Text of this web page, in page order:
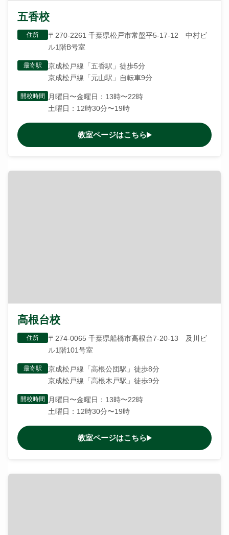
五香校
住所
〒270-2261 千葉県松戸市常盤平5-17-12 中村ビ
ル1階B号室
最寄駅
京成松戸線「五香駅」徒歩5分
京成松戸線「元山駅」自転車9分
開校時間
月曜日〜金曜日：13時〜22時
土曜日：12時30分〜19時
教室ページはこちら
高根台校
住所
〒274-0065 千葉県船橋市高根台7-20-13 及川ビ
ル1階101号室
最寄駅
京成松戸線「高根公団駅」徒歩8分
京成松戸線「高根木戸駅」徒歩9分
開校時間
月曜日〜金曜日：13時〜22時
土曜日：12時30分〜19時
教室ページはこちら